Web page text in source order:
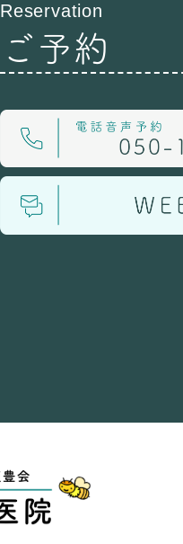
Reservation
ご予約